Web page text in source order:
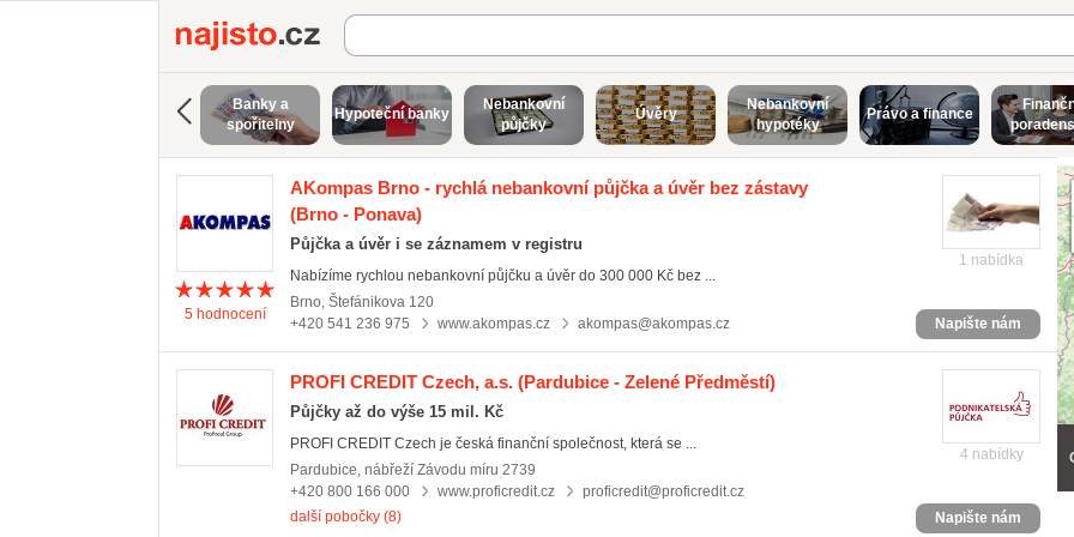
Najisto.cz
Banky a
spořitelny
Hypoteční banky
Nebankovní
půjčky
Úvěry
Nebankovní
hypotéky
Právo a finance
AKompas Brno - rychlá nebankovní půjčka a úvěr bez zástavy
(Brno - Ponava)
Půjčka a úvěr i se záznamem v registru
5hodnocení
Nabízíme rychlou nebankovní půjčku a úvěr do 300 000 Kč bez ...
Brno, Štefánikova 120
+420 541 236 975
www.akompas.cz akompas@akompas.cz
1 nabídka
Napište nám
PROFI CREDIT Czech, a.s. (Pardubice - Zelené Předměstí)
Půjčky až do výše 15 mil. Kč
PROFI CREDIT Czech je česká finanční společnost, která se ...
Pardubice, nábřeží Závodu míru 2739
+420 800 166 000
www.proficredit.cz
proficredit@proficredit.cz
další pobočky (8)
4 nabídky
Napište nám